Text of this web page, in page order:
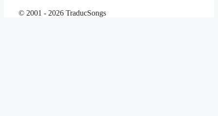
© 2001 - 2026 TraducSongs